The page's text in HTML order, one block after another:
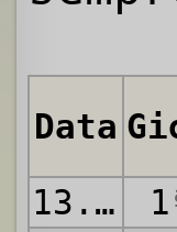
Data
13.09.1981
1